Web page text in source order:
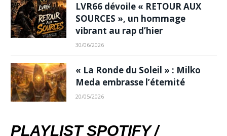
LVR66 dévoile « RETOUR AUX
SOURCES », un hommage
vibrant au rap d’hier
30/06/2026
« La Ronde du Soleil » : Milko
Meda embrasse l’éternité
20/05/2026
PLAYLIST SPOTIFY /